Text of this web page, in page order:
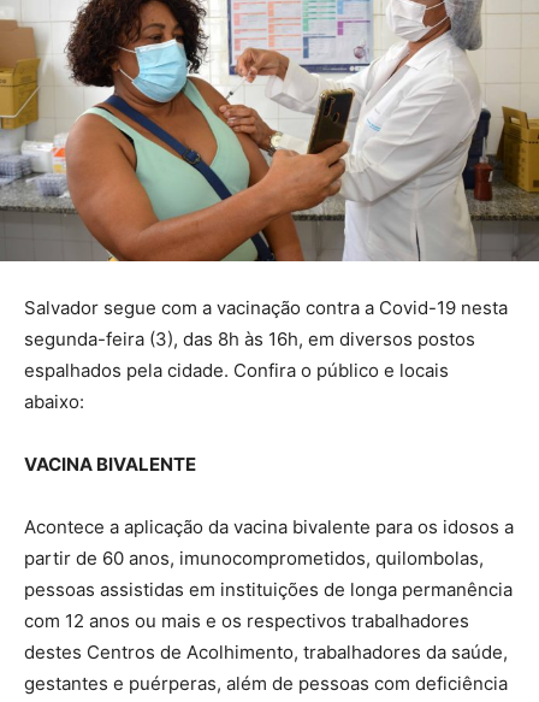
Salvador segue com a vacinação contra a Covid-19 nesta
segunda-feira (3), das 8h às 16h, em diversos postos
espalhados pela cidade. Confira o público e locais
abaixo:
VACINA BIVALENTE
Acontece a aplicação da vacina bivalente para os idosos a
partir de 60 anos, imunocomprometidos, quilombolas,
pessoas assistidas em instituições de longa permanência
com 12 anos ou mais e os respectivos trabalhadores
destes Centros de Acolhimento, trabalhadores da saúde,
gestantes e puérperas, além de pessoas com deficiência